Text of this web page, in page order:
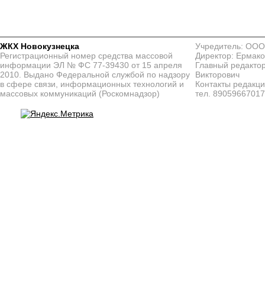
ЖКХ Новокузнецка
Регистрационный номер средства массовой
информации ЭЛ № ФС 77-39430 от 15 апреля
2010. Выдано Федеральной службой по надзору
в сфере связи, информационных технологий и
массовых коммуникаций (Роскомнадзор)
Учредитель:
Директор:
Главный
Викторович
Контакты
тел. 89059667017